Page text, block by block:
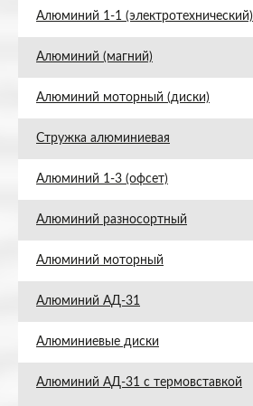
Алюминий 1-1 (электротехнический)
Алюминий (магний)
Алюминий моторный (диски)
Стружка алюминиевая
Алюминий 1-3 (офсет)
Алюминий разносортный
Алюминий моторный
Алюминий АД-31
Алюминиевые диски
Алюминий АД-31 с термовставкой